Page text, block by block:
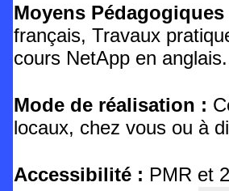
Moyens
français, Travaux
cours NetApp en anglais.
Mode de réalisation :
locaux, chez vous ou à
Accessibilité : PMR et